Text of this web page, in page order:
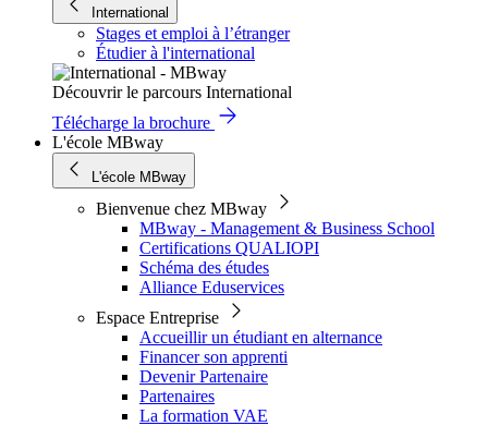
International
Stages et emploi à l’étranger
Étudier à l'international
Découvrir le parcours International
Télécharge la brochure
L'école MBway
L'école MBway
Bienvenue chez MBway
MBway - Management & Business School
Certifications QUALIOPI
Schéma des études
Alliance Eduservices
Espace Entreprise
Accueillir un étudiant en alternance
Financer son apprenti
Devenir Partenaire
Partenaires
La formation VAE